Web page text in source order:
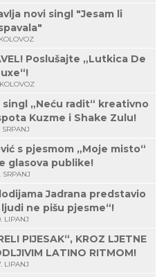
novi singl "Jesam li
Poslušajte „Lutkica De
„Neću radit“ kreativno
Kuzme i Shake Zulu!
SRPANJ
s pjesmom „Moje misto“
glasova publike!
SRPANJ
Jadrana predstavio
ne pišu pjesme“!
LIPANJ
PIJESAK“, KROZ LJETNE
LATINO RITMOM!
LIPANJ